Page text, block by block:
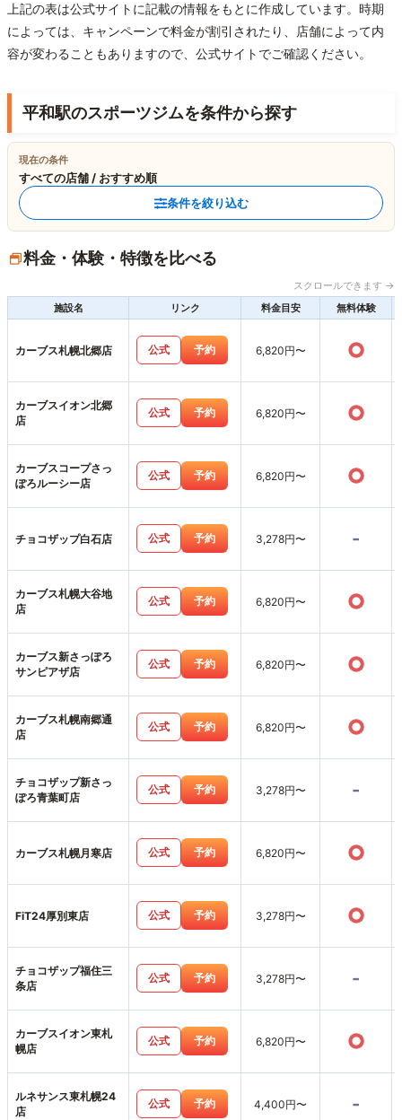
上記の表は公式サイトに記載の情報をもとに作成しています。時期
によっては、キャンペーンで料金が割引されたり、店舗によって内
容が変わることもありますので、公式サイトでご確認ください。
平和駅のスポーツジムを条件から探す
現在の条件
すべての店舗 / おすすめ順
条件を絞り込む
料金・体験・特徴を比べる
スクロールできます →
施設名
リンク 料金目安 無料体験
カーブス札幌北郷店 公式 予約 6,820円〜 ○
カーブスイオン北郷
店
公式 予約 6,820円〜 ○
カーブスコープさっ
ぽろルーシー店
公式 予約 6,820円〜 ○
チョコザップ白石店 公式 予約 3,278円〜 -
カーブス札幌大谷地
店
公式 予約 6,820円〜 ○
カーブス新さっぽろ
サンピアザ店
公式 予約 6,820円〜 ○
カーブス札幌南郷通
店
公式 予約 6,820円〜 ○
チョコザップ新さっ
ぽろ青葉町店
公式 予約 3,278円〜 -
カーブス札幌月寒店 公式 予約 6,820円〜 ○
FiT24厚別東店 公式 予約 3,278円〜 ○
チョコザップ福住三
条店
公式 予約 3,278円〜 -
カーブスイオン東札
幌店
公式 予約 6,820円〜 ○
ルネサンス東札幌24
店
公式 予約 4,400円〜 -